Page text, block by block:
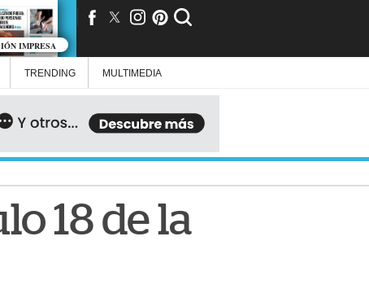
IMPRESA
TRENDING MULTIMEDIA
18 de la